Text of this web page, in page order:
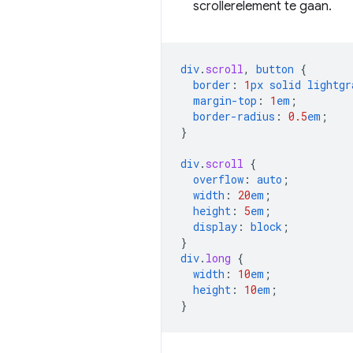
scrollerelement te gaan.
div. scroll, button {
border : 1px solid
margin-top : 1 em ;
border-radius : 0.5em ;
}
div. scroll {
overflow : auto ;
width : 20em ;
height : 5em ;
display : block ;
}
div. long {
width : 10em ;
height : 10em ;
}